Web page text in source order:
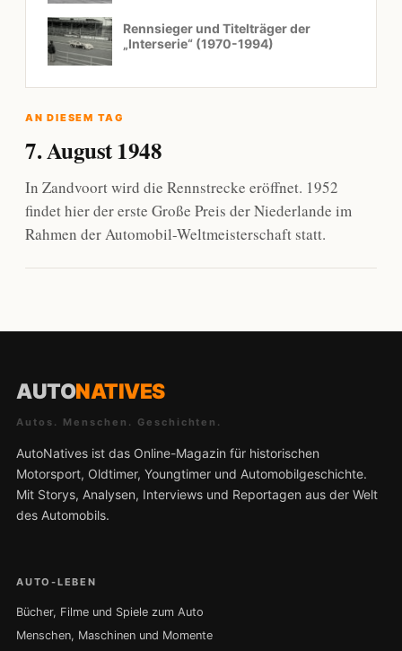
Rennsieger und Titelträger der
„Interserie“ (1970-1994)
AN DIESEM TAG
7. August 1948
In Zandvoort wird die Rennstrecke eröffnet. 1952
findet hier der erste Große Preis der Niederlande im
Rahmen der Automobil-Weltmeisterschaft statt.
AUTONATIVES
Autos. Menschen. Geschichten.
AutoNatives ist das Online-Magazin für historischen
Motorsport, Oldtimer, Youngtimer und Automobilgeschichte.
Mit Storys, Analysen, Interviews und Reportagen aus der Welt
des Automobils.
AUTO-LEBEN
Bücher, Filme und Spiele zum Auto
Menschen, Maschinen und Momente